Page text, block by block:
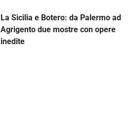
La Sicilia e Botero: da Palermo ad
Agrigento due mostre con opere
inedite